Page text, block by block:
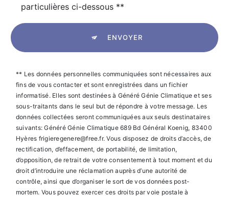
particulières ci-dessous **
ENVOYER
** Les données personnelles communiquées sont nécessaires aux
fins de vous contacter et sont enregistrées dans un fichier
informatisé. Elles sont destinées à Généré Génie Climatique et ses
sous-traitants dans le seul but de répondre à votre message. Les
données collectées seront communiquées aux seuls destinataires
suivants: Généré Génie Climatique 689 Bd Général Koenig, 83400
Hyères frigieregenere@free.fr. Vous disposez de droits d’accès, de
rectification, d’effacement, de portabilité, de limitation,
d’opposition, de retrait de votre consentement à tout moment et du
droit d’introduire une réclamation auprès d’une autorité de
contrôle, ainsi que d’organiser le sort de vos données post-
mortem. Vous pouvez exercer ces droits par voie postale à